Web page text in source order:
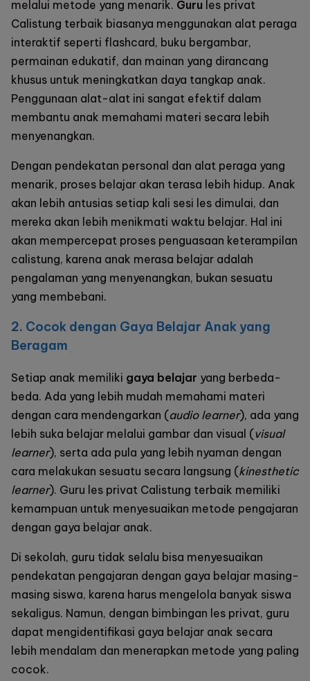
melalui metode yang menarik. Guru les privat
Calistung terbaik biasanya menggunakan alat peraga
interaktif seperti flashcard, buku bergambar,
permainan edukatif, dan mainan yang dirancang
khusus untuk meningkatkan daya tangkap anak.
Penggunaan alat-alat ini sangat efektif dalam
membantu anak memahami materi secara lebih
menyenangkan.
Dengan pendekatan personal dan alat peraga yang
menarik, proses belajar akan terasa lebih hidup. Anak
akan lebih antusias setiap kali sesi les dimulai, dan
mereka akan lebih menikmati waktu belajar. Hal ini
akan mempercepat proses penguasaan keterampilan
calistung, karena anak merasa belajar adalah
pengalaman yang menyenangkan, bukan sesuatu
yang membebani.
2. Cocok dengan Gaya Belajar Anak yang
Beragam
Setiap anak memiliki gaya belajar yang berbeda-
beda. Ada yang lebih mudah memahami materi
dengan cara mendengarkan (audio learner), ada yang
lebih suka belajar melalui gambar dan visual (visual
learner), serta ada pula yang lebih nyaman dengan
cara melakukan sesuatu secara langsung (kinesthetic
learner). Guru les privat Calistung terbaik memiliki
kemampuan untuk menyesuaikan metode pengajaran
dengan gaya belajar anak.
Di sekolah, guru tidak selalu bisa menyesuaikan
pendekatan pengajaran dengan gaya belajar masing-
masing siswa, karena harus mengelola banyak siswa
sekaligus. Namun, dengan bimbingan les privat, guru
dapat mengidentifikasi gaya belajar anak secara
lebih mendalam dan menerapkan metode yang paling
cocok.